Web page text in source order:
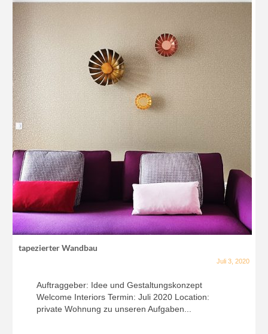
tapezierter Wandbau
Juli 3, 2020
Auftraggeber: Idee und Gestaltungskonzept
Welcome Interiors Termin: Juli 2020 Location:
private Wohnung zu unseren Aufgaben...